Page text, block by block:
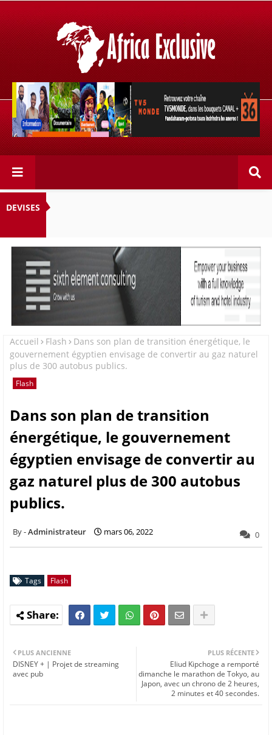
Retrouvez votre chaîne @TV5MONDE, dans les bouquets
CANAL+ 36 . Fandaharam-potoana tsara indrindra ho
anareo!
DEVISES
Accueil Flash
Dans son plan de transition énergétique, le
gouvernement égyptien envisage de convertir au gaz naturel
plus de 300 autobus publics.
Flash
Dans son plan de transition
énergétique, le gouvernement
égyptien envisage de convertir au
gaz naturel plus de 300 autobus
publics.
Administrateur mars 06, 2022 0
Tags Flash
PLUS RÉCENTE
Eliud Kipchoge a remporté
dimanche le marathon de Tokyo, au
Japon, avec un chrono de 2 heures,
2 minutes et 40 secondes.
PLUS ANCIENNE
DISNEY + | Projet de streaming
avec pub